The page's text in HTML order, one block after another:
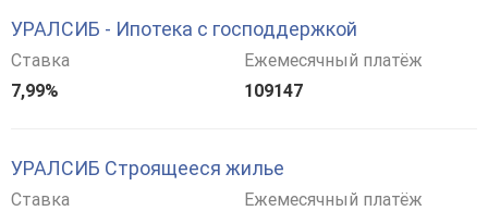
УРАЛСИБ - Ипотека с господдержкой
Ставка
7,99%
Ежемесячный платёж
109147
УРАЛСИБ Строящееся жилье
Ставка
Ежемесячный платёж